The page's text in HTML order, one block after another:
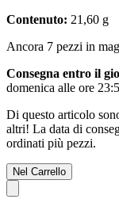
Contenuto: 21,60 g
Ancora 7 pezzi in
Consegna entro il
domenica alle ore
Di questo articolo
altri! La data di
ordinati più pezzi.
Nel Carrello